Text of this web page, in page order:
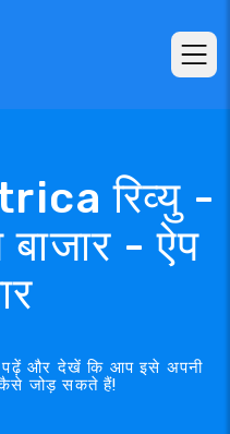
रिव्यु -
- ऐप
पढ़ें और देखें कि आप इसे अपनी
जोड़ सकते हैं!